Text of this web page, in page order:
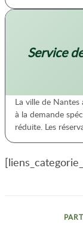
Service
La ville de Nantes
à la demande
réduite. Les